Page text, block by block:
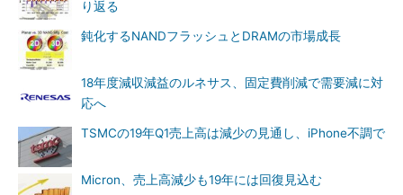
り返る
鈍化するNANDフラッシュとDRAMの市場成長
18年度減収減益のルネサス、固定費削減で需要減に対
応へ
TSMCの19年Q1売上高は減少の見通し、iPhone不調で
Micron、売上高減少も19年には回復見込む